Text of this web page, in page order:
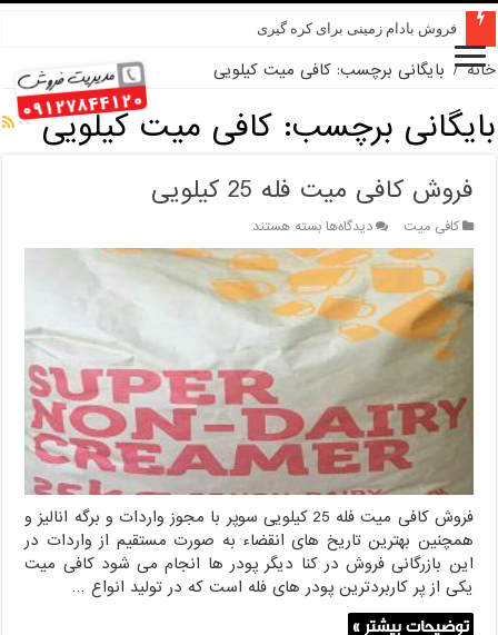
فروش بادام زمینی برای کره گیری
خانه / بایگانی برچسب: کافی میت کیلویی
بایگانی برچسب:کافی میت کیلویی
فروش کافی میت فله 25 کیلویی
کافی میت دیدگاه‌هابرای
فروش
کافی
میت
فله
25
کیلویی
بسته هستند
فروش کافی میت فله 25 کیلویی سوپر با مجوز واردات و برگه انالیز و
همچنین بهترین تاریخ های انقضاء به صورت مستقیم از واردات در
این بازرگانی فروش در کنا دیگر پودر ها انجام می شود کافی میت
یکی از پر کاربردترین پودر های فله است که در تولید انواع …
توضیحات بیشتر »